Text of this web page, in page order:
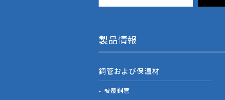
製品情報
銅管および保温材
被覆銅管